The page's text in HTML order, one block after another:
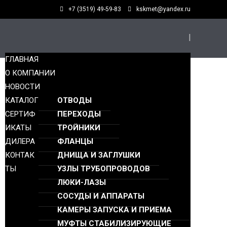
+7 (3519) 49-59-83 kskmet@yandex.ru
ГЛАВНАЯ
О КОМПАНИИ
НОВОСТИ
КАТАЛОГ
ОТВОДЫ
ПЕРЕХОДЫ
ТРОЙНИКИ
ФЛАНЦЫ
ДНИЩА И ЗАГЛУШКИ
УЗЛЫ ТРУБОПРОВОДОВ
ЛЮКИ-ЛАЗЫ
СОСУДЫ И АППАРАТЫ
КАМЕРЫ ЗАПУСКА И ПРИЕМА
МУФТЫ СТАБИЛИЗИРУЮЩИЕ
СЕРТИФ
ИКАТЫ
ДИЛЕРА
КОНТАК
ТЫ